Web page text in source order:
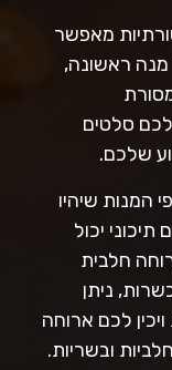
מאפשר
מנה ראשונה,
סלטים
שלכם.
המנות שיהיו
יכול
חלבית
ניתן
לכם ארוחה
ובשריות.